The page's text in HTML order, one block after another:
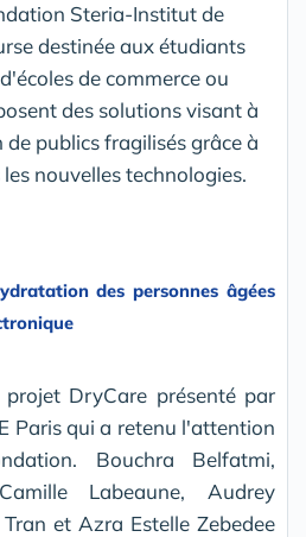
Steria-Institut de
destinée aux étudiants
de commerce ou
des solutions visant à
publics fragilisés grâce à
nouvelles technologies.
des personnes âgées
DryCare présenté par
Paris qui a retenu l'attention
Bouchra Belfatmi,
Labeaune, Audrey
et Azra Estelle Zebedee